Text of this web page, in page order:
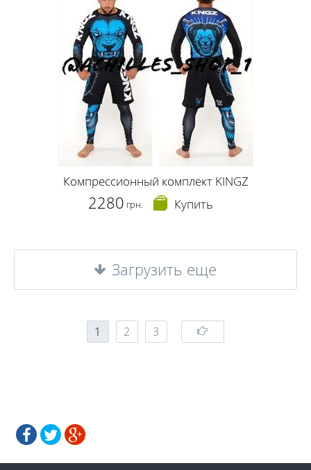
Компрессионный комплект KINGZ
2280 грн. Купить
Загрузить еще
1 2 3